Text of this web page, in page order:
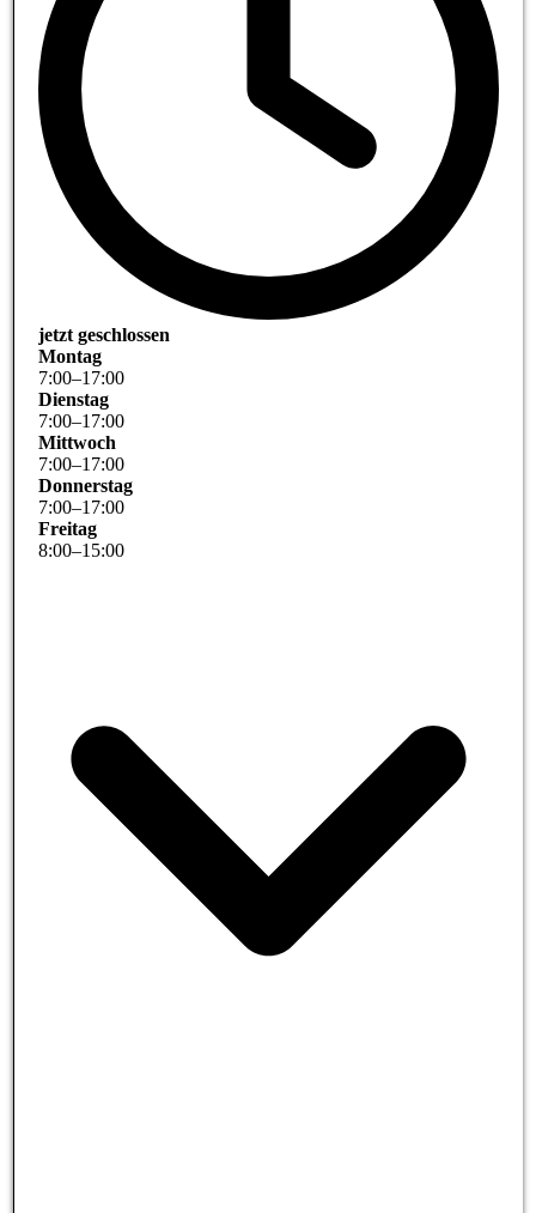
jetzt geschlossen
Montag
7:00–17:00
Dienstag
7:00–17:00
Mittwoch
7:00–17:00
Donnerstag
7:00–17:00
Freitag
8:00–15:00